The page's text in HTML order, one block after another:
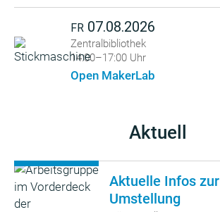
FR 07.08.2026
Zentralbibliothek
14:00–17:00 Uhr
Open MakerLab
Aktuell
Aktuelle Infos zur
Umstellung